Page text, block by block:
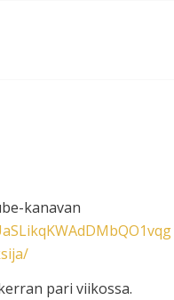
kanavan
pari viikossa.